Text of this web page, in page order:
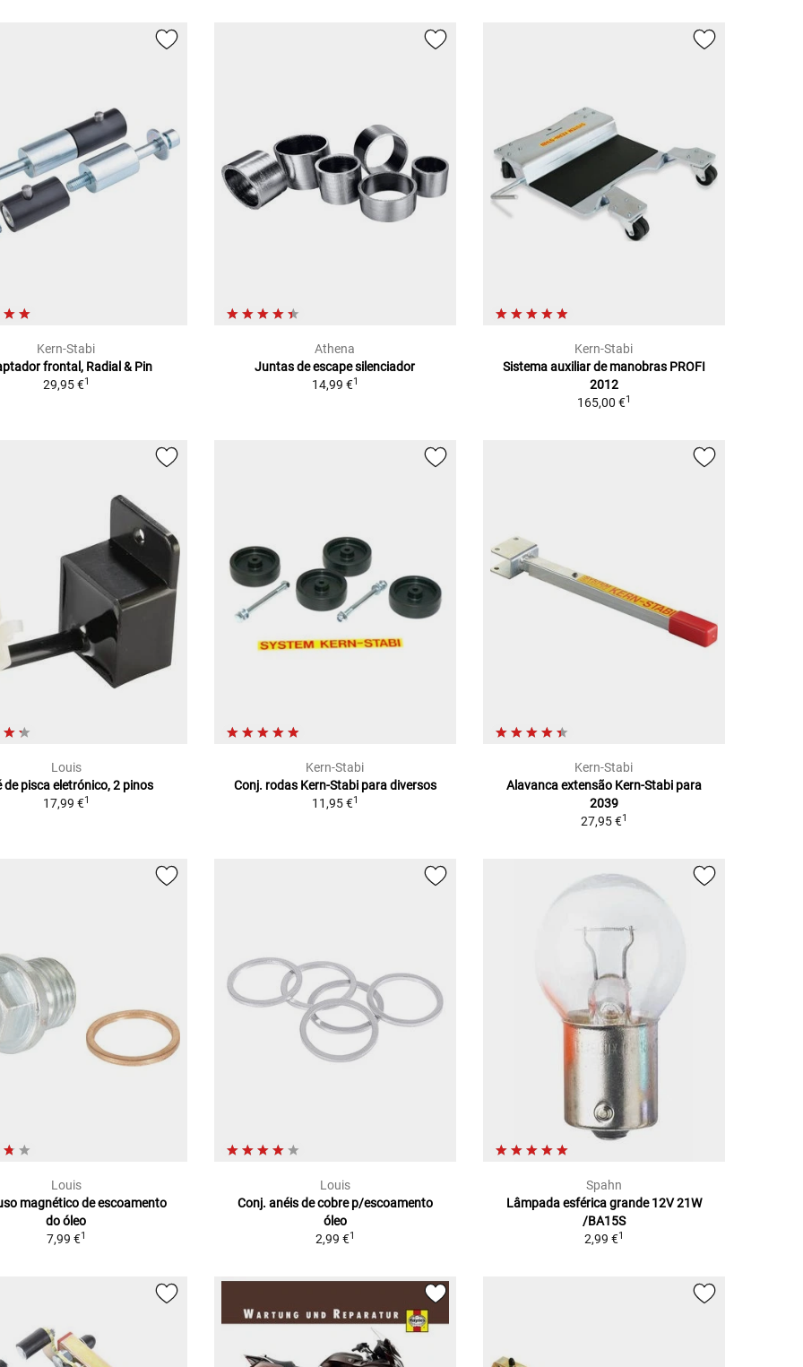
Kern-Stabi
frontal, Radial & Pin
29,95 €1
Athena
Juntas de escape silenciador
14,99 €1
Kern-Stabi
Sistema auxiliar de manobras PROFI
2012
165,00 €1
Louis
de pisca eletrónico, 2 pinos
17,99 €1
Kern-Stabi
Conj. rodas Kern-Stabi para diversos
11,95 €1
Kern-Stabi
Alavanca extensão Kern-Stabi para
2039
27,95 €1
Louis
magnético de escoamento
do óleo
7,99 €1
Louis
Conj. anéis de cobre p/escoamento
óleo
2,99 €1
Spahn
Lâmpada esférica grande 12V 21W
/BA15S
2,99 €1